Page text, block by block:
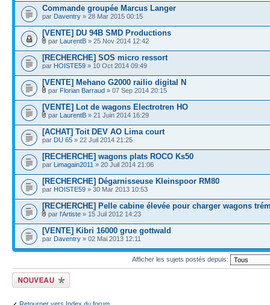
Commande groupée Marcus Langer
par Daventry » 28 Mar 2015 00:15
[VENTE] DU 94B SMD Productions
par LaurentB » 25 Nov 2014 12:42
[RECHERCHE] SOS micro ressort
par HOISTE59 » 10 Oct 2014 09:49
[VENTE] Mehano G2000 railio digital N
par Florian Barraud » 07 Sep 2014 20:15
[VENTE] Lot de wagons Electrotren HO
par LaurentB » 21 Juin 2014 16:29
[ACHAT] Toit DEV AO Lima court
par DU 65 » 22 Juil 2014 21:25
[RECHERCHE] wagons plats ROCO Ks50
par Limagain2011 » 20 Juil 2014 21:06
[RECHERCHE] Dégarnisseuse Kleinspoor RM80
par HOISTE59 » 30 Mar 2013 10:53
[RECHERCHE] Pelle cabine élevée pour charger wagons
par l'Artiste » 15 Juil 2012 14:23
[VENTE] Kibri 16000 grue gottwald
par Daventry » 02 Mai 2013 12:11
Afficher les sujets postés depuis:
Écrire un nouveau
sujet
Retourner vers Index du forum